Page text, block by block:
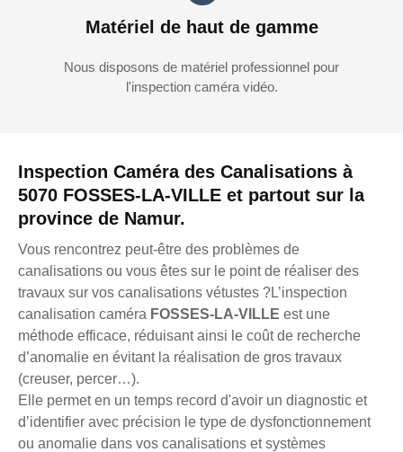
Inspection Caméra des Canalisations à
5070 FOSSES-LA-VILLE et partout sur la
province de Namur.
Vous rencontrez peut-être des problèmes de
canalisations ou vous êtes sur le point de réaliser des
travaux sur vos canalisations vétustes ?L’inspection
canalisation caméra FOSSES-LA-VILLE est une
méthode efficace, réduisant ainsi le coût de recherche
d’anomalie en évitant la réalisation de gros travaux
(creuser, percer…).
Elle permet en un temps record d'avoir un diagnostic et
d’identifier avec précision le type de dysfonctionnement
ou anomalie dans vos canalisations et systèmes
Matériel de haut de gamme
Nous disposons de matériel professionnel pour
l'inspection caméra vidéo.